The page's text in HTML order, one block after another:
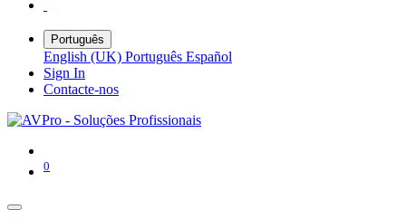
Português
English (UK) Português Español
Sign In
Contacte-nos
0